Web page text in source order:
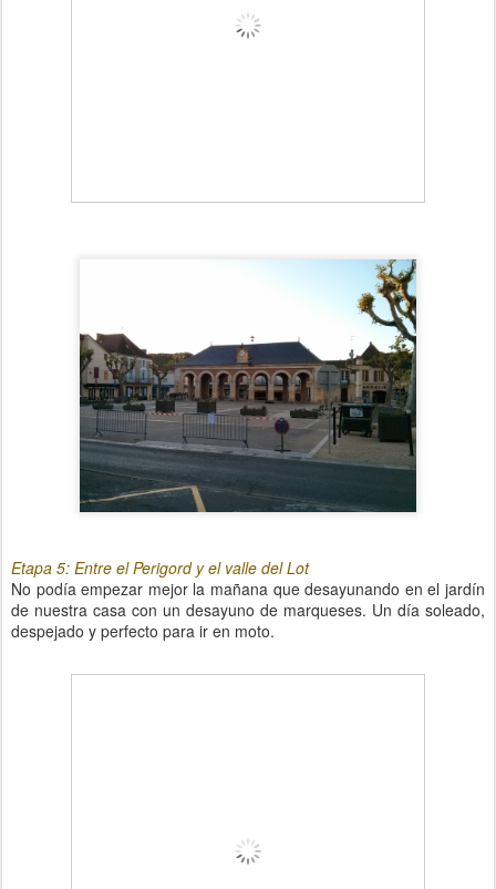
Etapa 5: Entre el Perigord y el valle del Lot
No podía empezar mejor la mañana que desayunando en el jardín
de nuestra casa con un desayuno de marqueses. Un día soleado,
despejado y perfecto para ir en moto.